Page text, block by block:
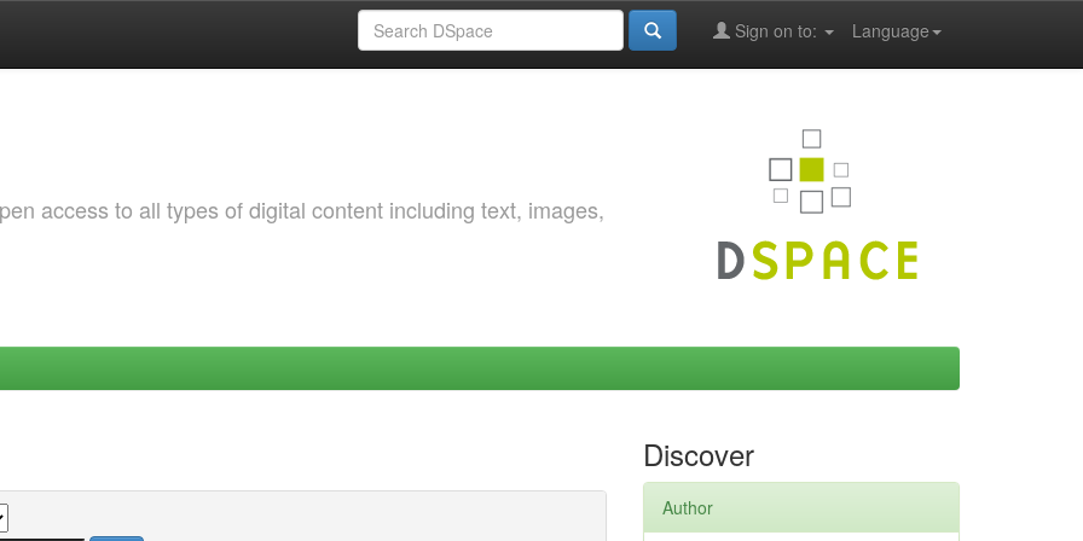
Language
Sign on to:
access to all types of digital content including text, images,
Discover
Author